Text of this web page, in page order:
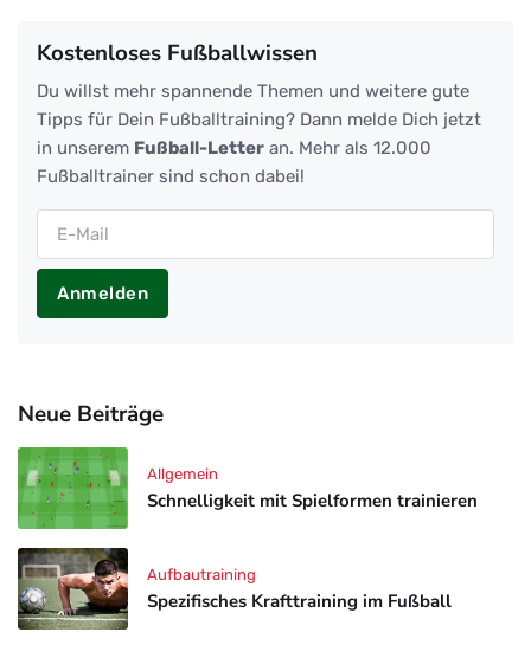
Kostenloses Fußballwissen
Du willst mehr spannende Themen und weitere gute
Tipps für Dein Fußballtraining? Dann melde Dich jetzt
in unserem Fußball-Letter an. Mehr als 12.000
Fußballtrainer sind schon dabei!
Anmelden
Neue Beiträge
Schnelligkeit mit Spielformen trainieren
Allgemein
Spezifisches Krafttraining im Fußball
Aufbautraining